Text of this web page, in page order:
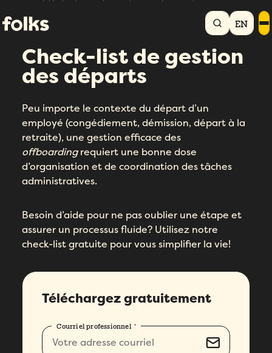
EN
Accueil Bibliothèque RH Check-list de gestion des départs
Check-list de gestion
des départs
Peu importe le contexte du départ d’un
employé (congédiement, démission, départ à la
retraite), une gestion efficace des
offboardingrequiert une bonne dose
d’organisation et de coordination des tâches
administratives.
Besoin d’aide pour ne pas oublier une étape et
assurer un processus fluide? Utilisez notre
check-list gratuite pour vous simplifier la vie!
Téléchargez gratuitement
Courriel professionnel *